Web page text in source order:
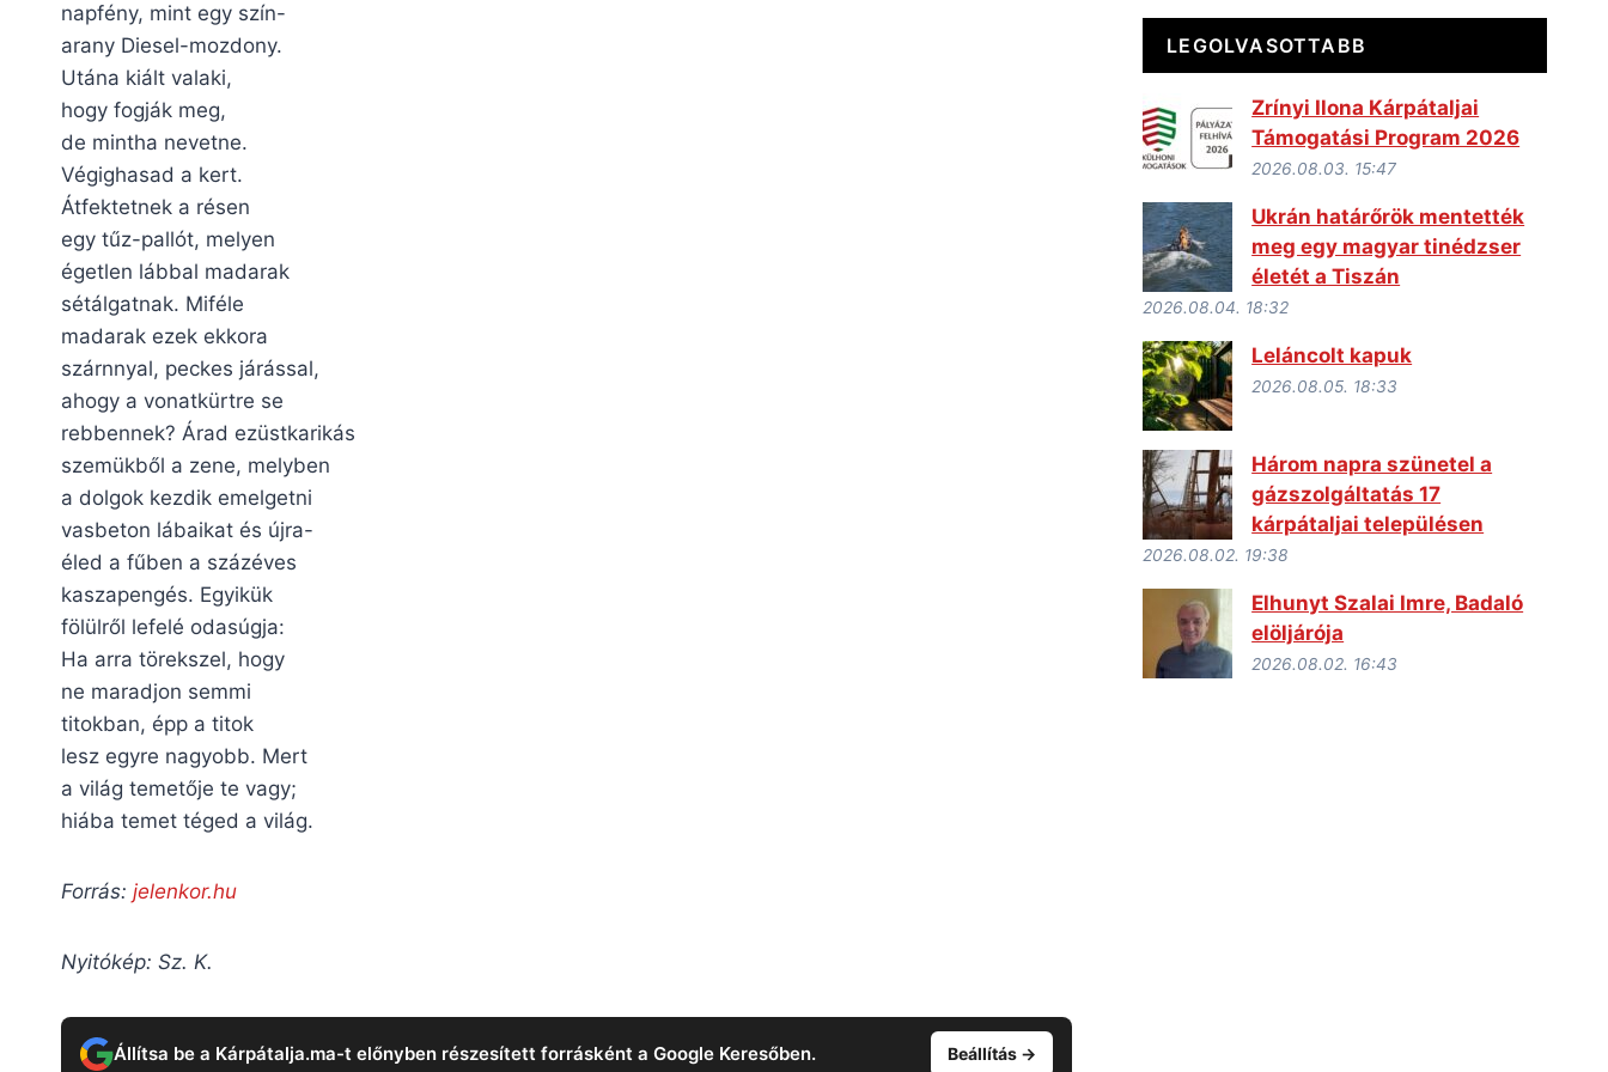
napfény, mint egy szín-
arany Diesel-mozdony.
Utána kiált valaki,
hogy fogják meg,
de mintha nevetne.
Végighasad a kert.
Átfektetnek a résen
egy tűz-pallót, melyen
égetlen lábbal madarak
sétálgatnak. Miféle
madarak ezek ekkora
szárnnyal, peckes járással,
ahogy a vonatkürtre se
rebbennek? Árad ezüstkarikás
szemükből a zene, melyben
a dolgok kezdik emelgetni
vasbeton lábaikat és újra-
éled a fűben a százéves
kaszapengés. Egyikük
fölülről lefelé odasúgja:
Ha arra törekszel, hogy
ne maradjon semmi
titokban, épp a titok
lesz egyre nagyobb. Mert
a világ temetője te vagy;
hiába temet téged a világ.
Forrás: jelenkor.hu
Nyitókép: Sz. K.
Állítsa be a Kárpátalja.ma-t előnyben részesített forrásként a Google Keresőben. Beállítás →
LEGOLVASOTTABB
Zrínyi Ilona Kárpátaljai
Támogatási Program 2026
2026.08.03. 15:47
Ukrán határőrök mentették
meg egy magyar tinédzser
életét a Tiszán
2026.08.04. 18:32
Leláncolt kapuk
2026.08.05. 18:33
Három napra szünetel a
gázszolgáltatás 17
kárpátaljai településen
2026.08.02. 19:38
Elhunyt Szalai Imre, Badaló
elöljárója
2026.08.02. 16:43